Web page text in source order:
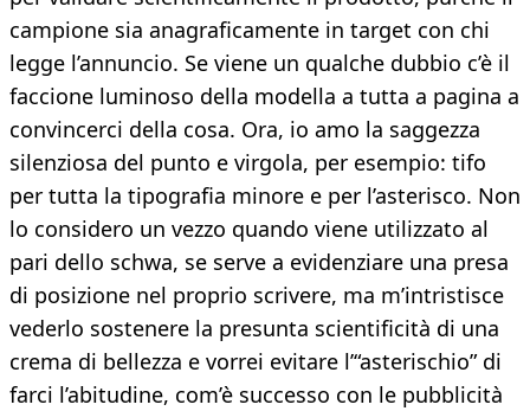
campione sia anagraficamente in target con chi
legge l’annuncio. Se viene un qualche dubbio c’è il
faccione luminoso della modella a tutta a pagina a
convincerci della cosa. Ora, io amo la saggezza
silenziosa del punto e virgola, per esempio: tifo
per tutta la tipografia minore e per l’asterisco. Non
lo considero un vezzo quando viene utilizzato al
pari dello schwa, se serve a evidenziare una presa
di posizione nel proprio scrivere, ma m’intristisce
vederlo sostenere la presunta scientificità di una
crema di bellezza e vorrei evitare l’“asterischio” di
farci l’abitudine, com’è successo con le pubblicità